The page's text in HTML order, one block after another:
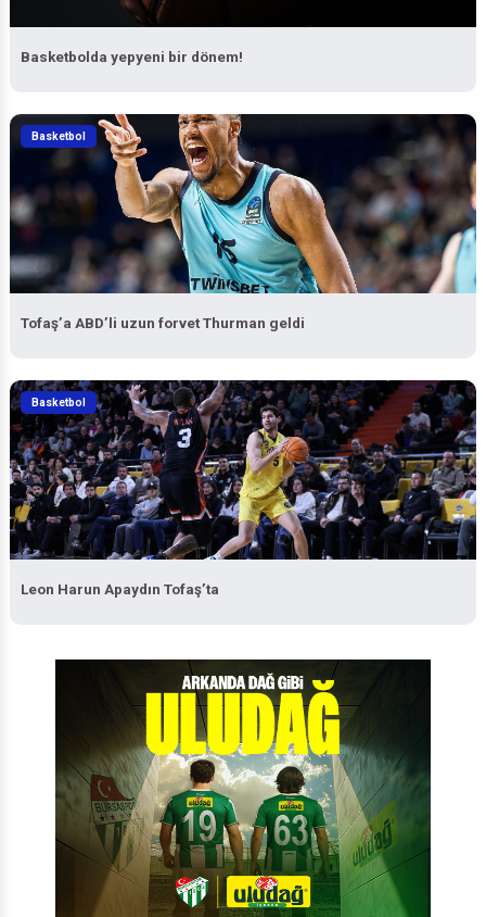
Basketbolda yepyeni bir dönem!
Basketbol
Tofaş’a ABD’li uzun forvet Thurman geldi
Basketbol
Leon Harun Apaydın Tofaş’ta